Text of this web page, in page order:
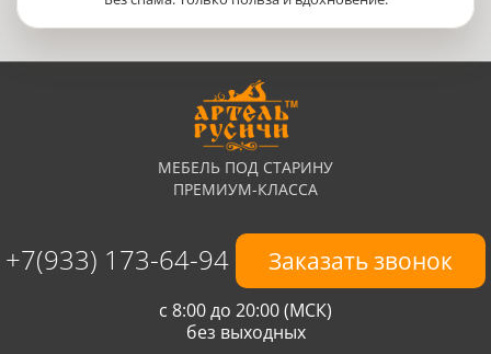
МЕБЕЛЬ ПОД СТАРИНУ
ПРЕМИУМ-КЛАССА
+7(933) 173-64-94 Заказать звонок
с 8:00 до 20:00 (МСК)
без выходных